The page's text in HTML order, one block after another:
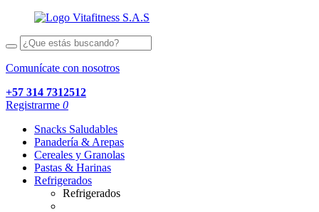
Comunícate con nosotros
+57 314 7312512
Registrarme 0
Snacks Saludables
Panadería & Arepas
Cereales y Granolas
Pastas & Harinas
Refrigerados
Refrigerados